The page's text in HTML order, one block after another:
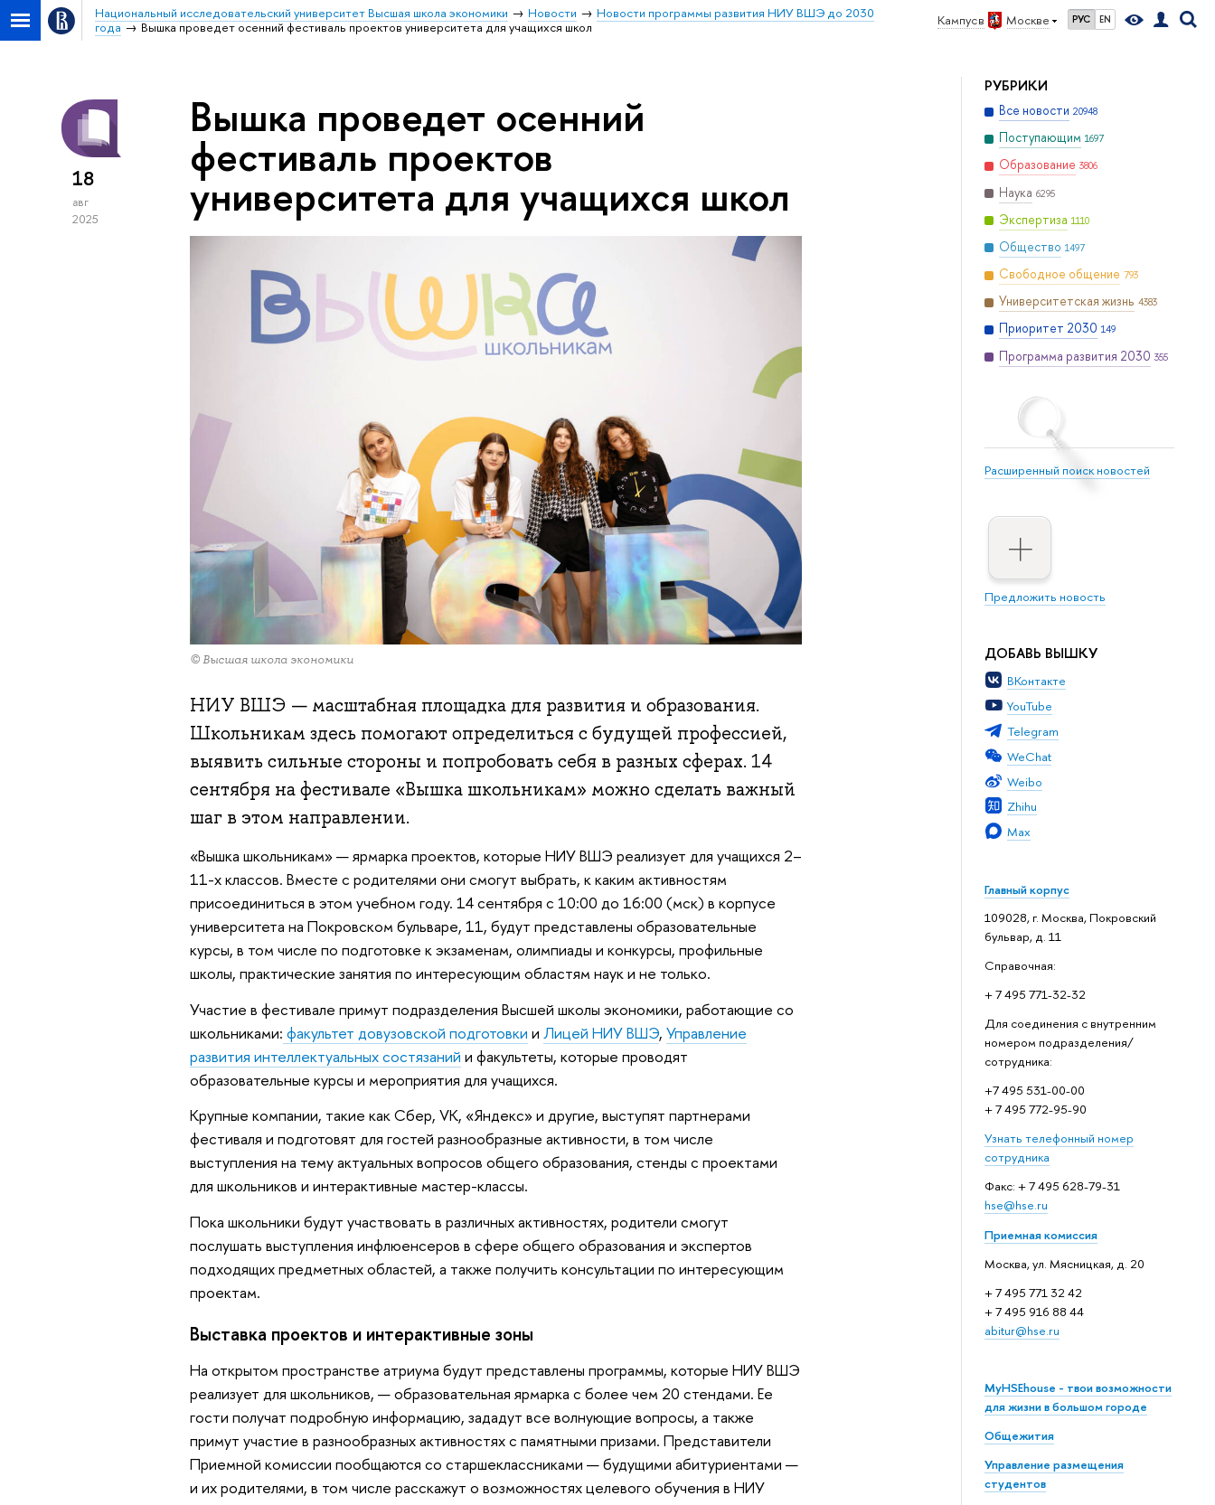
Кампус в Москве РУС EN
Национальный исследовательский университет Высшая школа экономики Новости
Новости программы развития НИУ ВШЭ до 2030
года
Вышка проведет осенний фестиваль проектов университета для учащихся школ
РУБРИКИ
Все новости 20948
Поступающим 1697
Образование 3806
Наука 6295
Экспертиза 1110
Общество 1497
Свободное общение 793
Университетская жизнь 4383
Приоритет 2030 149
Программа развития 2030 355
Расширенный поиск новостей
Предложить новость
ДОБАВЬ ВЫШКУ
ВКонтакте
YouTube
Telegram
WeChat
Weibo
Zhihu
Max
Главный корпус
109028, г. Москва, Покровский
бульвар, д. 11
Справочная:
+ 7 495 771-32-32
Для соединения с внутренним
номером подразделения/
сотрудника:
+7 495 531-00-00
+ 7 495 772-95-90
Узнать телефонный номер
сотрудника
Факс: + 7 495 628-79-31
hse@hse.ru
Приемная комиссия
Москва, ул. Мясницкая, д. 20
+ 7 495 771 32 42
+ 7 495 916 88 44
abitur@hse.ru
MyHSEhouse - твои возможности
для жизни в большом городе
Общежития
Управление размещения
студентов
18
авг
2025
Вышка проведет осенний
фестиваль проектов
университета для учащихся школ
© Высшая школа экономики
НИУ ВШЭ — масштабная площадка для развития и образования.
Школьникам здесь помогают определиться с будущей профессией,
выявить сильные стороны и попробовать себя в разных сферах. 14
сентября на фестивале «Вышка школьникам» можно сделать важный
шаг в этом направлении.
«Вышка школьникам» — ярмарка проектов, которые НИУ ВШЭ реализует для учащихся 2–
11-х классов. Вместе с родителями они смогут выбрать, к каким активностям
присоединиться в этом учебном году. 14 сентября с 10:00 до 16:00 (мск) в корпусе
университета на Покровском бульваре, 11, будут представлены образовательные
курсы, в том числе по подготовке к экзаменам, олимпиады и конкурсы, профильные
школы, практические занятия по интересующим областям наук и не только.
Участие в фестивале примут подразделения Высшей школы экономики, работающие со
школьниками: факультет довузовской подготовки и Лицей НИУ ВШЭ, Управление
развития интеллектуальных состязаний и факультеты, которые проводят
образовательные курсы и мероприятия для учащихся.
Крупные компании, такие как Сбер, VK, «Яндекс» и другие, выступят партнерами
фестиваля и подготовят для гостей разнообразные активности, в том числе
выступления на тему актуальных вопросов общего образования, стенды с проектами
для школьников и интерактивные мастер-классы.
Пока школьники будут участвовать в различных активностях, родители смогут
послушать выступления инфлюенсеров в сфере общего образования и экспертов
подходящих предметных областей, а также получить консультации по интересующим
проектам.
Выставка проектов и интерактивные зоны
На открытом пространстве атриума будут представлены программы, которые НИУ ВШЭ
реализует для школьников, — образовательная ярмарка с более чем 20 стендами. Ее
гости получат подробную информацию, зададут все волнующие вопросы, а также
примут участие в разнообразных активностях с памятными призами. Представители
Приемной комиссии пообщаются со старшеклассниками — будущими абитуриентами —
и их родителями, в том числе расскажут о возможностях целевого обучения в НИУ